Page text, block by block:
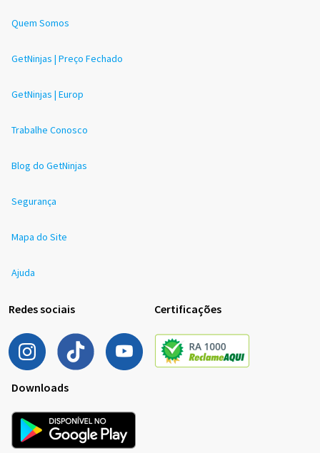
Quem Somos
GetNinjas | Preço Fechado
GetNinjas | Europ
Trabalhe Conosco
Blog do GetNinjas
Segurança
Mapa do Site
Ajuda
Redes sociais Certificações
Downloads